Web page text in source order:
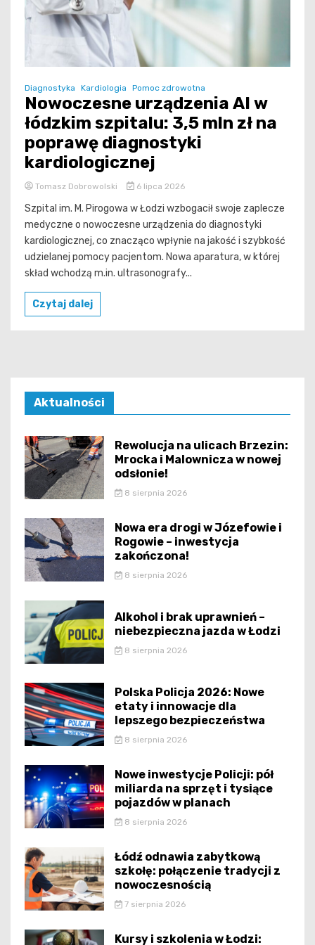
Diagnostyka Kardiologia Pomoc zdrowotna
Nowoczesne urządzenia AI w
łódzkim szpitalu: 3,5 mln zł na
poprawę diagnostyki
kardiologicznej
Tomasz Dobrowolski 6 lipca 2026
Szpital im. M. Pirogowa w Łodzi wzbogacił swoje zaplecze
medyczne o nowoczesne urządzenia do diagnostyki
kardiologicznej, co znacząco wpłynie na jakość i szybkość
udzielanej pomocy pacjentom. Nowa aparatura, w której
skład wchodzą m.in. ultrasonografy...
Czytaj dalej
Aktualności
Rewolucja na ulicach Brzezin:
Mrocka i Malownicza w nowej
odsłonie!
8 sierpnia 2026
Nowa era drogi w Józefowie i
Rogowie – inwestycja
zakończona!
8 sierpnia 2026
Alkohol i brak uprawnień –
niebezpieczna jazda w Łodzi
8 sierpnia 2026
Polska Policja 2026: Nowe
etaty i innowacje dla
lepszego bezpieczeństwa
8 sierpnia 2026
Nowe inwestycje Policji: pół
miliarda na sprzęt i tysiące
pojazdów w planach
8 sierpnia 2026
Łódź odnawia zabytkową
szkołę: połączenie tradycji z
nowoczesnością
7 sierpnia 2026
Kursy i szkolenia w Łodzi: